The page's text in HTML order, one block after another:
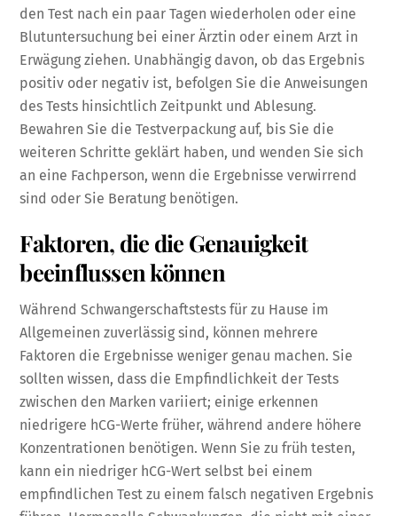
den Test nach ein paar Tagen wiederholen oder eine
Blutuntersuchung bei einer Ärztin oder einem Arzt in
Erwägung ziehen. Unabhängig davon, ob das Ergebnis
positiv oder negativ ist, befolgen Sie die Anweisungen
des Tests hinsichtlich Zeitpunkt und Ablesung.
Bewahren Sie die Testverpackung auf, bis Sie die
weiteren Schritte geklärt haben, und wenden Sie sich
an eine Fachperson, wenn die Ergebnisse verwirrend
sind oder Sie Beratung benötigen.
Faktoren, die die Genauigkeit
beeinflussen können
Während Schwangerschaftstests für zu Hause im
Allgemeinen zuverlässig sind, können mehrere
Faktoren die Ergebnisse weniger genau machen. Sie
sollten wissen, dass die Empfindlichkeit der Tests
zwischen den Marken variiert; einige erkennen
niedrigere hCG-Werte früher, während andere höhere
Konzentrationen benötigen. Wenn Sie zu früh testen,
kann ein niedriger hCG-Wert selbst bei einem
empfindlichen Test zu einem falsch negativen Ergebnis